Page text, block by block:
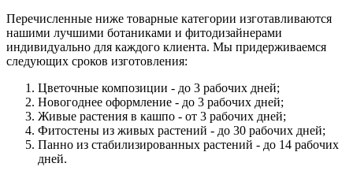
Перечисленные ниже товарные категории изготавливаются
нашими лучшими ботаниками и фитодизайнерами
индивидуально для каждого клиента. Мы придерживаемся
следующих сроков изготовления:
Цветочные композиции - до 3 рабочих дней;
Новогоднее оформление - до 3 рабочих дней;
Живые растения в кашпо - от 3 рабочих дней;
Фитостены из живых растений - до 30 рабочих дней;
Панно из стабилизированных растений - до 14 рабочих
дней.